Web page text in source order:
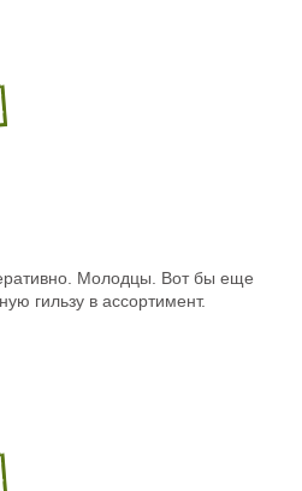
Молодцы. Вот бы еще
гильзу в ассортимент.